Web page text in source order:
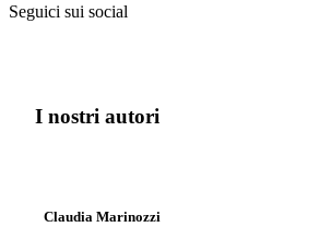
Seguici sui social
I nostri autori
Claudia Marinozzi